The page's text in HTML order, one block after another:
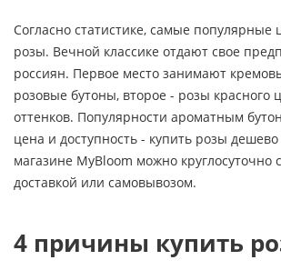
Согласно статистике, самые популярные
розы. Вечной классике отдают свое
россиян. Первое место занимают
розовые бутоны, второе - розы красного
оттенков. Популярности ароматным
цена и доступность - купить розы
магазине MyBloom можно круглосуточно
доставкой или самовывозом.
4 причины купить